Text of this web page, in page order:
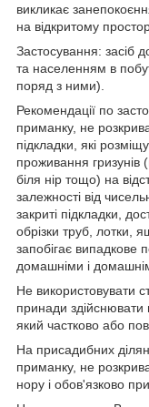
викликає
на відкритому
Застосування: засіб
та населенням в
поряд з ними).
Рекомендації по
приманку, не
підкладки, які
проживання гризунів
біля нір тощо) на
залежності від
закриті підкладки,
обрізки труб, лотки,
запобігає випадкове
домашніми і
Не використовувати
принади здійснювати
який частково або
На присадибних
приманку, не
нору і обов'язково